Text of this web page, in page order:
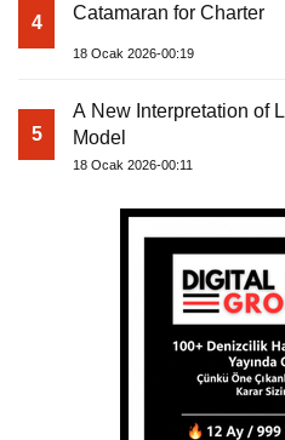
4 Catamaran for Charter
18 Ocak 2026-00:19
5
A New Interpretation of
Model
18 Ocak 2026-00:11